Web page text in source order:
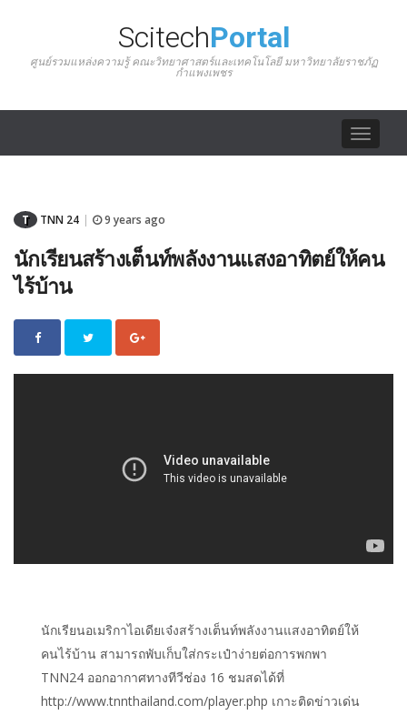
ScitechPortal
ศูนย์รวมแหล่งความรู้ คณะวิทยาศาสตร์และเทคโนโลยี มหาวิทยาลัยราชภัฏ
กำแพงเพชร
Toggle
T TNN 24 9 years ago
นักเรียนสร้างเต็นท์พลังงานแสงอาทิตย์ให้คน
ไร้บ้าน
นักเรียนอเมริกาไอเดียเจ๋งสร้างเต็นท์พลังงานแสงอาทิตย์ให้
คนไร้บ้าน สามารถพับเก็บใส่กระเป๋าง่ายต่อการพกพา
TNN24 ออกอากาศทางทีวีช่อง 16 ชมสดได้ที่
http://www.tnnthailand.com/player.php เกาะติดข่าวเด่น